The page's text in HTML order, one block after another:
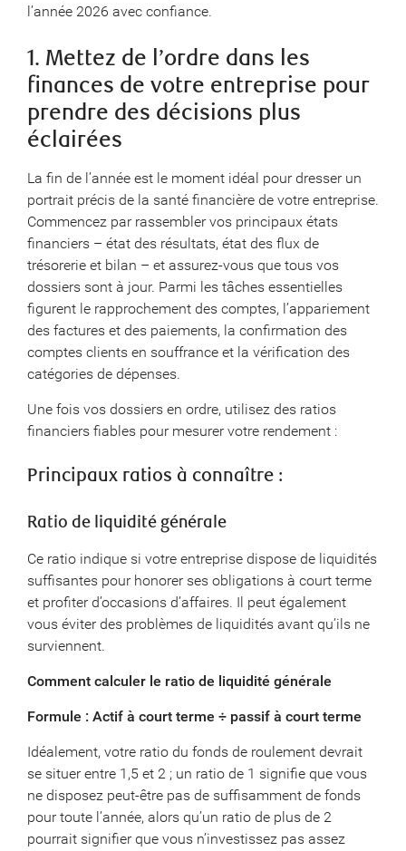
l’année 2026 avec confiance.
1. Mettez de l’ordre dans les
finances de votre entreprise pour
prendre des décisions plus
éclairées
La fin de l’année est le moment idéal pour dresser un
portrait précis de la santé financière de votre entreprise.
Commencez par rassembler vos principaux états
financiers – état des résultats, état des flux de
trésorerie et bilan – et assurez-vous que tous vos
dossiers sont à jour. Parmi les tâches essentielles
figurent le rapprochement des comptes, l’appariement
des factures et des paiements, la confirmation des
comptes clients en souffrance et la vérification des
catégories de dépenses.
Une fois vos dossiers en ordre, utilisez des ratios
financiers fiables pour mesurer votre rendement :
Principaux ratios à connaître :
Ratio de liquidité générale
Ce ratio indique si votre entreprise dispose de liquidités
suffisantes pour honorer ses obligations à court terme
et profiter d’occasions d’affaires. Il peut également
vous éviter des problèmes de liquidités avant qu’ils ne
surviennent.
Comment calculer le ratio de liquidité générale
Formule : Actif à court terme ÷ passif à court terme
Idéalement, votre ratio du fonds de roulement devrait
se situer entre 1,5 et 2 ; un ratio de 1 signifie que vous
ne disposez peut-être pas de suffisamment de fonds
pour toute l’année, alors qu’un ratio de plus de 2
pourrait signifier que vous n’investissez pas assez